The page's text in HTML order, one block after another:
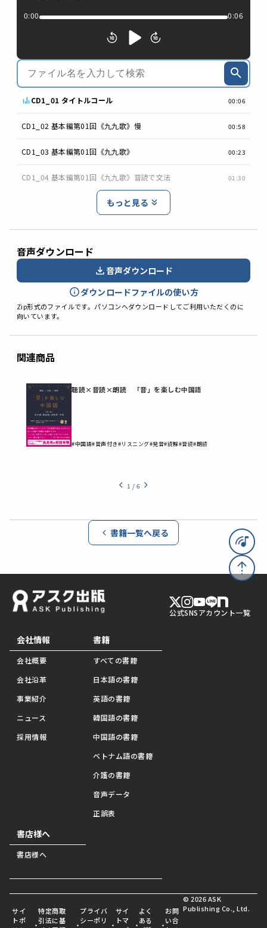
0:00 0:06
CD1_01 タイトルコール 00:06
CD1_02 基本編第01回《九九歌》慢 00:58
CD1_03 基本編第01回《九九歌》 00:23
CD1_04 基本編第01回《九九歌》音読で文法 01:30
もっと見る
音声ダウンロード
音声ダウンロード
ダウンロードファイルの使い方
Zip形式のファイルです。パソコンへダウンロードしてご利用いただくのに
向いています。
関連商品
聴読×音読×朗読 「音」を楽しむ中国語
#中国語#音声付き#リスニング#発音#読解#音読#朗読
1 / 6
書籍一覧へ戻る
会社情報
会社概要
会社沿革
事業紹介
ニュース
採用情報
書籍
すべての書籍
日本語の書籍
英語の書籍
韓国語の書籍
中国語の書籍
ベトナム語の書籍
介護の書籍
音声データ
正誤表
書店様へ
書店様へ
公式SNSアカウント一覧
サイ
トポ
・
特定商取
引法に基
・
プライバ
シーポリ
・
サイ
トマ
・
よく
ある
・
お問
い合
© 2026 ASK
Publishing Co., Ltd.